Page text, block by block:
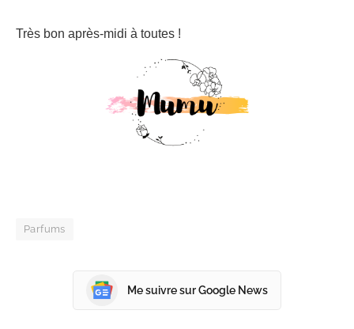
Très bon après-midi à toutes !
Parfums
Me suivre sur Google News